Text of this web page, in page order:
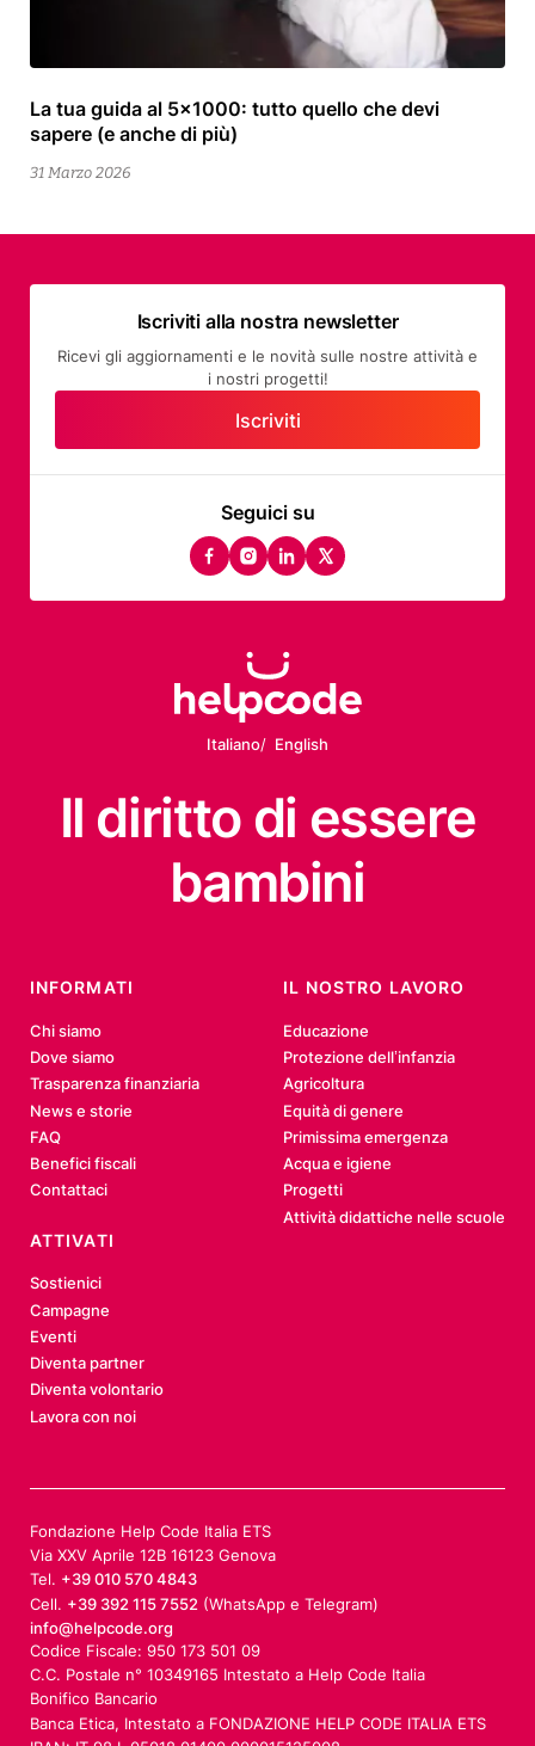
La tua guida al 5×1000: tutto quello che devi
sapere (e anche di più)
31 Marzo 2026
13
Aprile
2026
Seguici su
facebook
instagram
linkedin
twitter
Iscriviti alla nostra newsletter
Ricevi gli aggiornamenti e le novità sulle nostre attività e
i nostri progetti!
Iscriviti
Italiano English
Il diritto di essere
bambini
INFORMATI
Chi siamo
Dove siamo
Trasparenza finanziaria
News e storie
FAQ
Benefici fiscali
Contattaci
IL NOSTRO LAVORO
Educazione
Protezione dell’infanzia
Agricoltura
Equità di genere
Primissima emergenza
Acqua e igiene
Progetti
Attività didattiche nelle scuole
ATTIVATI
Sostienici
Campagne
Eventi
Diventa partner
Diventa volontario
Lavora con noi
Fondazione Help Code Italia ETS
Via XXV Aprile 12B 16123 Genova
Tel. +39 010 570 4843
Cell. +39 392 115 7552 (WhatsApp e Telegram)
info@helpcode.org
Codice Fiscale: 950 173 501 09
C.C. Postale n° 10349165 Intestato a Help Code Italia
Bonifico Bancario
Banca Etica, Intestato a FONDAZIONE HELP CODE ITALIA ETS